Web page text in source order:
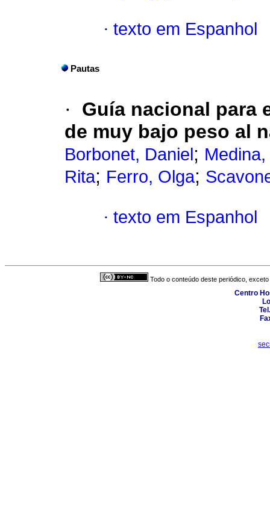
· texto em Espanhol
Pautas
·
Guía nacional para
de muy bajo peso al
Borbonet, Daniel ;
Rita; Ferro, Olga;
· texto em Espanhol
Todo o conteúdo deste periódico,
Centro